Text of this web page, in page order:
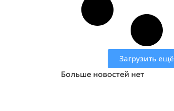
Загрузить ещё
Больше новостей нет